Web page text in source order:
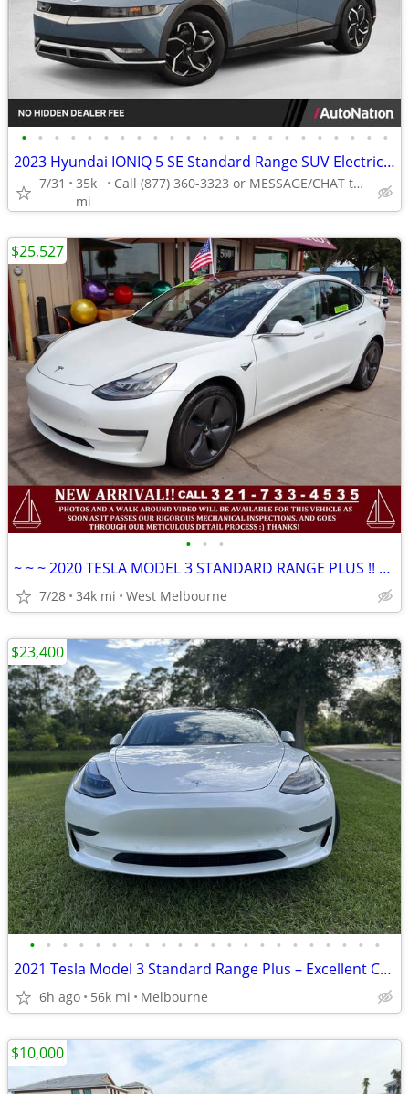
• • • • • • • • • • • • • • • • • • • • • • •
2023 Hyundai IONIQ 5 SE Standard Range SUV Electric AUTONATION
7/31
35k
mi
Call (877) 360-3323 or MESSAGE/CHAT to confirm availability
• • •
~ ~ ~ 2020 TESLA MODEL 3 STANDARD RANGE PLUS !! 1 OWNER !!CLEAN CARFAX
7/28 34k mi West Melbourne
$25,527
• • • • • • • • • • • • • • • • • • • • • •
2021 Tesla Model 3 Standard Range Plus – Excellent Condition – 56,000
6h ago 56k mi Melbourne
$23,400
$10,000